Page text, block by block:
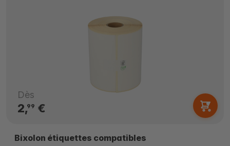
Dès
2,99 €
Bixolon étiquettes compatibles